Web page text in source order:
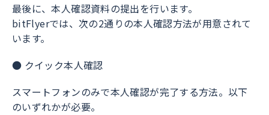
最後に、本人確認資料の提出を行います。
bitFlyerでは、次の2通りの本人確認方法が用意されて
います。
● クイック本人確認
スマートフォンのみで本人確認が完了する方法。以下
のいずれかが必要。